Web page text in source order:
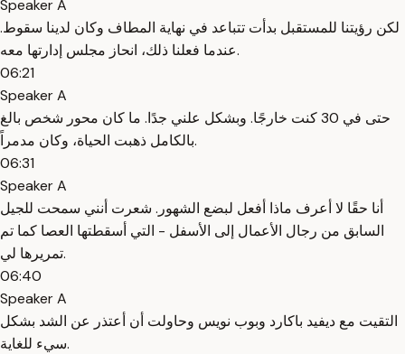
Speaker A
لكن رؤيتنا للمستقبل بدأت تتباعد في نهاية المطاف وكان لدينا سقوط.
عندما فعلنا ذلك، انحاز مجلس إدارتها معه.
06:21
Speaker A
حتى في 30 كنت خارجًا. وبشكل علني جدًا. ما كان محور شخص بالغ
بالكامل ذهبت الحياة، وكان مدمراً.
06:31
Speaker A
أنا حقًا لا أعرف ماذا أفعل لبضع الشهور. شعرت أنني سمحت للجيل
السابق من رجال الأعمال إلى الأسفل - التي أسقطتها العصا كما تم
تمريرها لي.
06:40
Speaker A
التقيت مع ديفيد باكارد وبوب نويس وحاولت أن أعتذر عن الشد بشكل
سيء للغاية.